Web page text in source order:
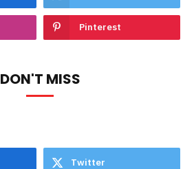
Pinterest
DON'T MISS
Twitter